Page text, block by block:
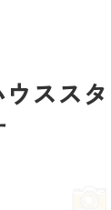
スス